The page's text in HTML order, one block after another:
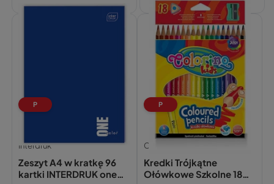
P
Interdruk
Zeszyt A4 w kratkę 96
kartki INTERDRUK one
P
Colorino
Kredki Trójkątne
Ołówkowe Szkolne 18